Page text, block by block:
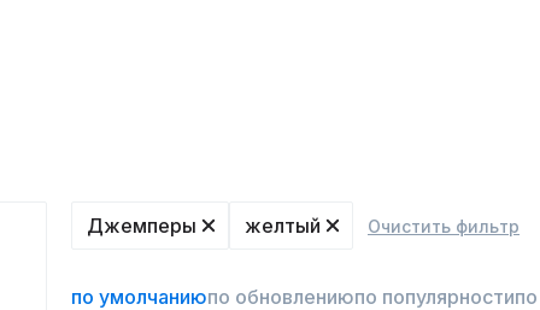
Джемперы желтый Очистить фильтр
по умолчаниюпо обновлениюпо популярности